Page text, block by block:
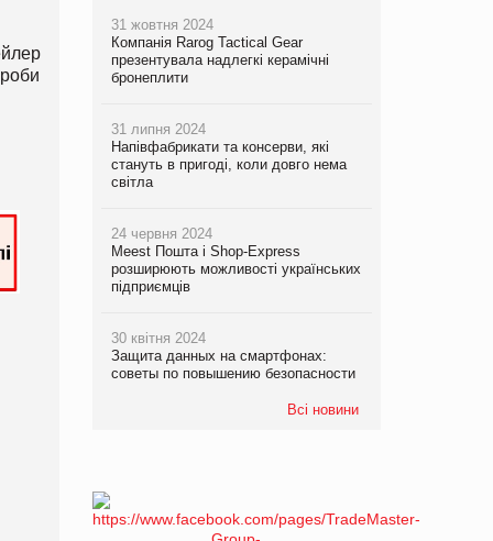
31 жовтня 2024
Компанія Rarog Tactical Gear
презентувала надлегкі керамічні
бронеплити
31 липня 2024
Напівфабрикати та консерви, які
стануть в пригоді, коли довго нема
світла
24 червня 2024
Meest Пошта і Shop-Express
розширюють можливості українських
підприємців
30 квітня 2024
Защита данных на смартфонах:
советы по повышению безопасности
Всі новини